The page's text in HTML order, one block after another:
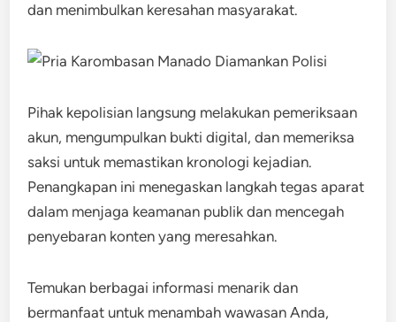
dan menimbulkan keresahan masyarakat.
Pihak kepolisian langsung melakukan pemeriksaan
akun, mengumpulkan bukti digital, dan memeriksa
saksi untuk memastikan kronologi kejadian.
Penangkapan ini menegaskan langkah tegas aparat
dalam menjaga keamanan publik dan mencegah
penyebaran konten yang meresahkan.
Temukan berbagai informasi menarik dan
bermanfaat untuk menambah wawasan Anda,